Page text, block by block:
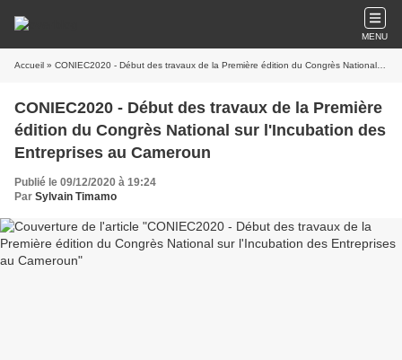
MENU
Accueil » CONIEC2020 - Début des travaux de la Première édition du Congrès National sur l'Incubation des Entreprises au Cameroun
CONIEC2020 - Début des travaux de la Première
édition du Congrès National sur l'Incubation des
Entreprises au Cameroun
Publié le 09/12/2020 à 19:24
Par Sylvain Timamo